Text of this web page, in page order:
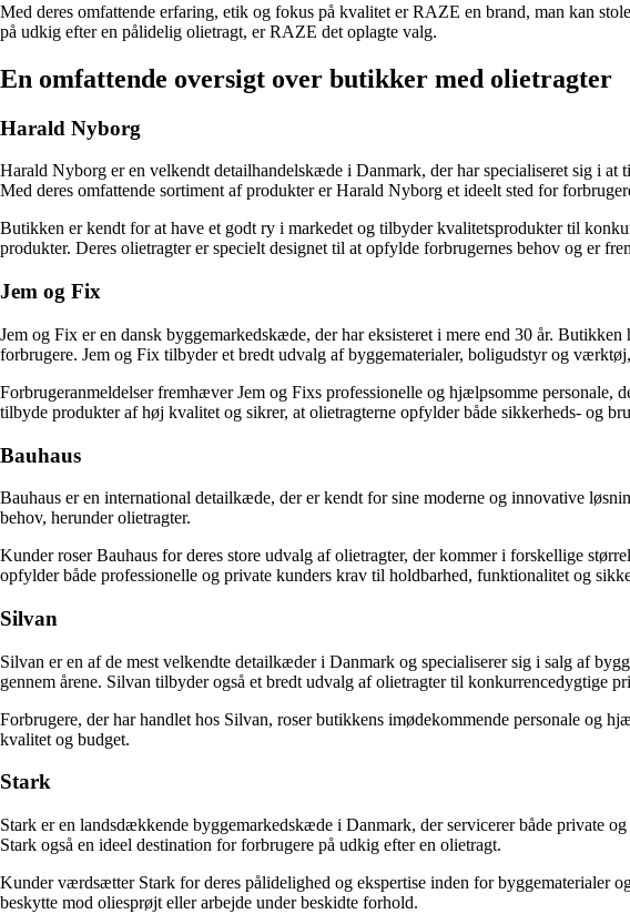
Med deres omfattende erfaring, etik og fokus på kvalitet er RAZE en brand, man kan
på udkig efter en pålidelig olietragt, er RAZE det oplagte valg.
En omfattende oversigt over butikker med olietragter
Harald Nyborg
Harald Nyborg er en velkendt detailhandelskæde i Danmark, der har specialiseret sig i
Med deres omfattende sortiment af produkter er Harald Nyborg et ideelt sted for
Butikken er kendt for at have et godt ry i markedet og tilbyder kvalitetsprodukter til
produkter. Deres olietragter er specielt designet til at opfylde forbrugernes behov og er
Jem og Fix
Jem og Fix er en dansk byggemarkedskæde, der har eksisteret i mere end 30 år.
forbrugere. Jem og Fix tilbyder et bredt udvalg af byggematerialer, boligudstyr og
Forbrugeranmeldelser fremhæver Jem og Fixs professionelle og hjælpsomme
tilbyde produkter af høj kvalitet og sikrer, at olietragterne opfylder både sikkerheds- og
Bauhaus
Bauhaus er en international detailkæde, der er kendt for sine moderne og innovative
behov, herunder olietragter.
Kunder roser Bauhaus for deres store udvalg af olietragter, der kommer i forskellige
opfylder både professionelle og private kunders krav til holdbarhed, funktionalitet og
Silvan
Silvan er en af de mest velkendte detailkæder i Danmark og specialiserer sig i salg af
gennem årene. Silvan tilbyder også et bredt udvalg af olietragter til konkurrencedygtige
Forbrugere, der har handlet hos Silvan, roser butikkens imødekommende personale og
kvalitet og budget.
Stark
Stark er en landsdækkende byggemarkedskæde i Danmark, der servicerer både private
Stark også en ideel destination for forbrugere på udkig efter en olietragt.
Kunder værdsætter Stark for deres pålidelighed og ekspertise inden for byggematerialer
beskytte mod oliesprøjt eller arbejde under beskidte forhold.